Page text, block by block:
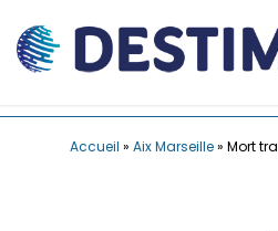
Accueil » Aix Marseille» Mort